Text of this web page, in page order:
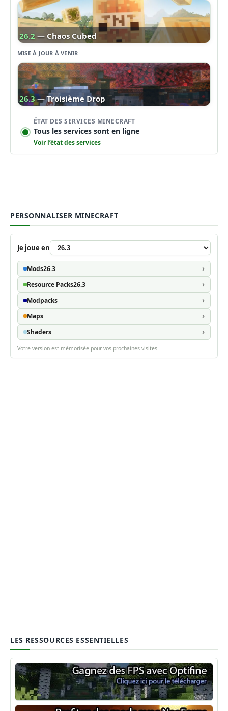
26.2 — Chaos Cubed
MISE À JOUR À VENIR
26.3 — Troisième Drop
ÉTAT DES SERVICES MINECRAFT
Tous les services sont en ligne
Voir l’état des services
PERSONNALISER MINECRAFT
Je joue en
Mods26.3
Resource Packs26.3
Modpacks
Maps
Shaders
Votre version est mémorisée pour vos prochaines visites.
LES RESSOURCES ESSENTIELLES
Optifine